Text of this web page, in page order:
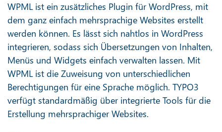
WPML ist ein zusätzliches Plugin für WordPress, mit
dem ganz einfach mehrsprachige Websites erstellt
werden können. Es lässt sich nahtlos in WordPress
integrieren, sodass sich Übersetzungen von Inhalten,
Menüs und Widgets einfach verwalten lassen. Mit
WPML ist die Zuweisung von unterschiedlichen
Berechtigungen für eine Sprache möglich. TYPO3
verfügt standardmäßig über integrierte Tools für die
Erstellung mehrsprachiger Websites.